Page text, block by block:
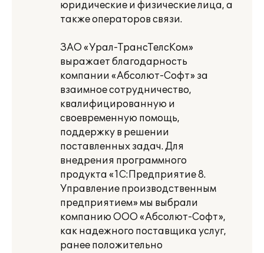
юридические и физические лица, а
также операторов связи.
ЗАО «Урал-ТрансТелсКом»
выражает благодарность
компании «Абсолют-Софт» за
взаимное сотрудничество,
квалифицированную и
своевременную помощь,
поддержку в решении
поставленных задач. Для
внедрения программного
продукта «1С:Предприятие 8.
Управление производственным
предприятием» мы выбрали
компанию ООО «Абcолют-Софт»,
как надежного поставщика услуг,
ранее положительно